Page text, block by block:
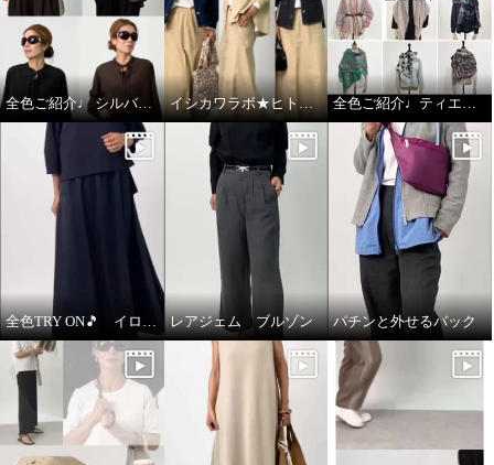
全色ご紹介♩ シルバーミントシュガー アンサンブル イシカワラボ★ヒトミ ジャケット全色ご紹介♩
レアジェム ブルゾン パチンと外せるバック